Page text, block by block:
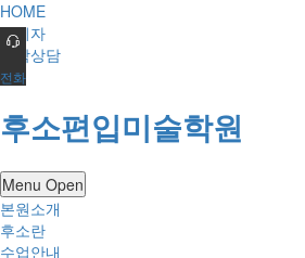
HOME
관리자
진학상담
전화
후소편입미술학원
Menu Open
본원소개
후소란
수업안내